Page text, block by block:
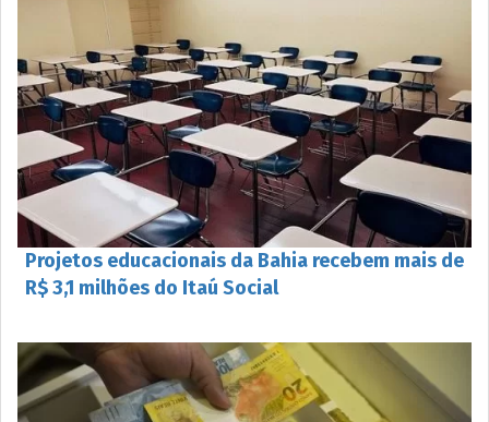
Projetos educacionais da Bahia recebem mais de
R$ 3,1 milhões do Itaú Social